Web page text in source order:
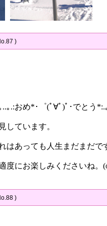
)
.:おめ*･゜(ﾟ∀ﾟ)ﾟ･でとう*:.
しています。
はあっても人生まだまだで
度にお楽しみくださいね。
)